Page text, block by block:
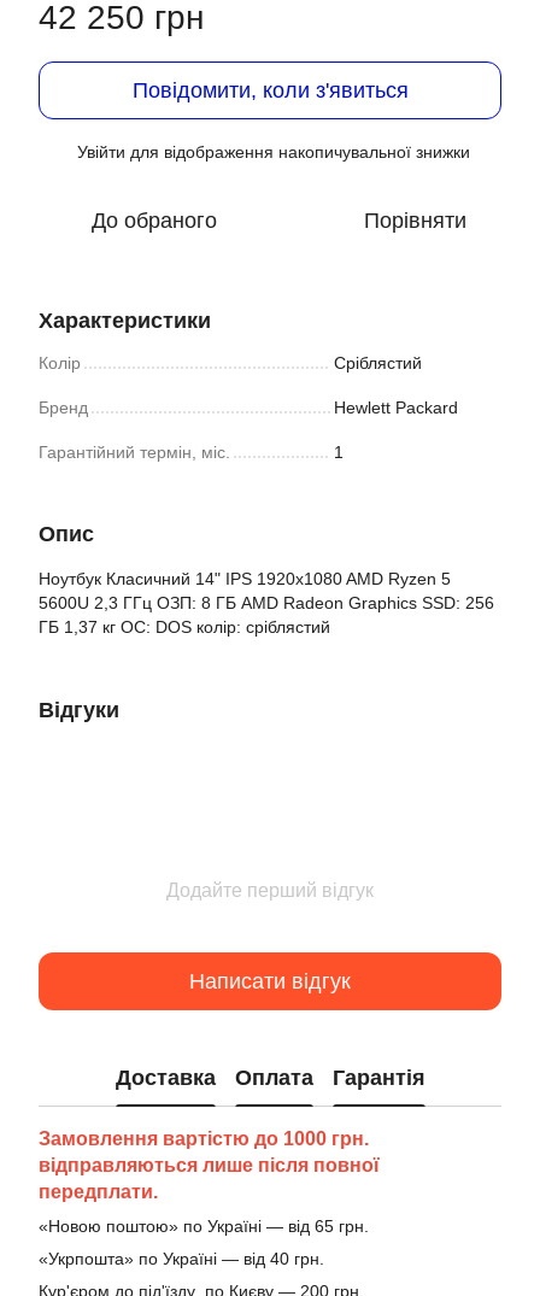
42 250 грн
Повідомити, коли з'явиться
Увійти для відображення накопичувальної знижки
До обраного Порівняти
Характеристики
Колір Сріблястий
Бренд Hewlett Packard
Гарантійний термін, міс. 1
Опис
Ноутбук Класичний 14" IPS 1920x1080 AMD Ryzen 5
5600U 2,3 ГГц ОЗП: 8 ГБ AMD Radeon Graphics SSD: 256
ГБ 1,37 кг ОС: DOS колір: сріблястий
Відгуки
Додайте перший відгук
Написати відгук
Доставка Оплата Гарантія
Замовлення вартістю до 1000 грн.
відправляються лише після повної
передплати.
«Новою поштою» по Україні — від 65 грн.
«Укрпошта» по Україні — від 40 грн.
Кур'єром до під'їзду по Києву — 200 грн.